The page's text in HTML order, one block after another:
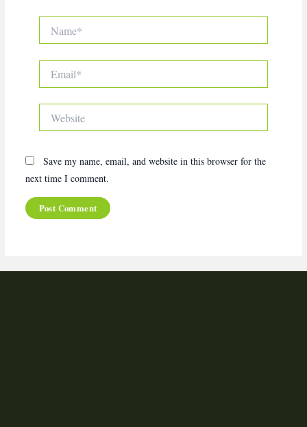
Save my name, email, and website in this browser for the
next time I comment.